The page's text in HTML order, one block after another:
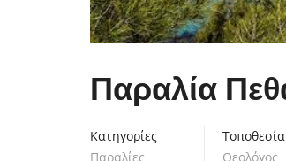
Παραλία
Κατηγορίες
Παραλίες
Τοποθεσία
Θεολόγος